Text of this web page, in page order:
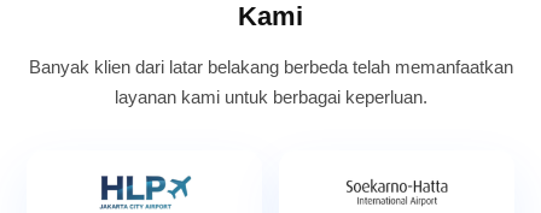
Kami
Banyak klien dari latar belakang berbeda telah memanfaatkan
layanan kami untuk berbagai keperluan.